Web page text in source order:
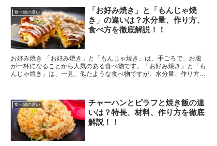
食べ物の違い
「お好み焼き」と「もんじゃ焼
き」の違いは？水分量、作り方、
食べ方を徹底解説！！
お好み焼き 「お好み焼き」と「もんじゃ焼き」は、手ごろで、お腹
が一杯になることから人気のある食べ物です。「お好み焼き」と「も
んじゃ焼き」は、一見、似たような食べ物ですが、水分量、作り方、
食べ物の違い
チャーハンとピラフと焼き飯の違
いは？特長、材料、作り方を徹底
解説！！